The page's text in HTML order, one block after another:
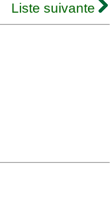
Liste suivante